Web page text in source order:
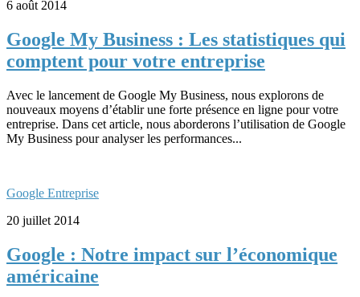
6 août 2014
Google My Business : Les statistiques qui
comptent pour votre entreprise
Avec le lancement de Google My Business, nous explorons de
nouveaux moyens d’établir une forte présence en ligne pour votre
entreprise. Dans cet article, nous aborderons l’utilisation de Google
My Business pour analyser les performances...
Google Entreprise
20 juillet 2014
Google : Notre impact sur l’économique
américaine